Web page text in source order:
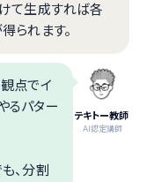
て生成すれば各
られます。
テキトー教師
.AI認定講師
観点でイ
るパター
、分割